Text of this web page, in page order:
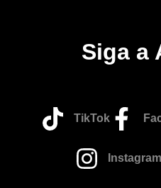
Siga a
TikTok
Instagram